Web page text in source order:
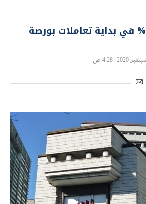
نيكي يرتفع 0.81% في بداية تعاملات بورصة